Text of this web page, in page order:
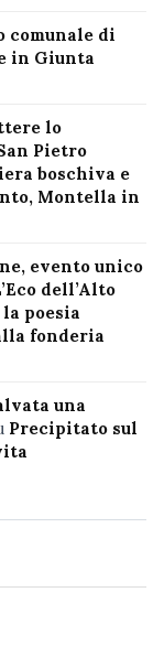
comunale di
in Giunta
lo
Pietro
boschiva e
Montella in
evento unico
dell’Alto
poesia
fonderia
una
Precipitato sul